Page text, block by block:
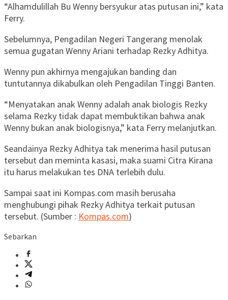
“Alhamdulillah Bu Wenny bersyukur atas putusan ini,” kata
Ferry.
Sebelumnya, Pengadilan Negeri Tangerang menolak
semua gugatan Wenny Ariani terhadap Rezky Adhitya.
Wenny pun akhirnya mengajukan banding dan
tuntutannya dikabulkan oleh Pengadilan Tinggi Banten.
“Menyatakan anak Wenny adalah anak biologis Rezky
selama Rezky tidak dapat membuktikan bahwa anak
Wenny bukan anak biologisnya,” kata Ferry melanjutkan.
Seandainya Rezky Adhitya tak menerima hasil putusan
tersebut dan meminta kasasi, maka suami Citra Kirana
itu harus melakukan tes DNA terlebih dulu.
Sampai saat ini Kompas.com masih berusaha
menghubungi pihak Rezky Adhitya terkait putusan
tersebut. (Sumber : Kompas.com)
Sebarkan